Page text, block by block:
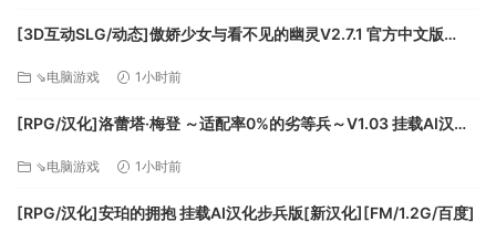
陌生城市的故事。然而在那里发生的事，似乎正要冲走你所认
知的世界。
[3D互动SLG/动态]傲娇少女与看不见的幽灵V2.7.1 官方中文版
⇘电脑游戏 1小时前
[RPG/汉化]洛蕾塔·梅登 ～适配率0%的劣等兵～V1.03 挂载AI汉化
⇘电脑游戏 1小时前
[RPG/汉化]安珀的拥抱 挂载AI汉化步兵版[新汉化][FM/1.2G/百度]